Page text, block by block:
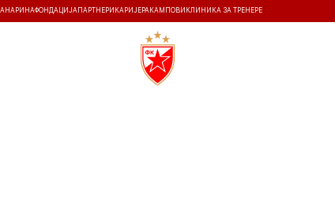
ФОНДАЦИЈА ПАРТНЕРИ КАРИЈЕРА КАМПОВИ КЛИНИКА ЗА ТРЕНЕРЕ